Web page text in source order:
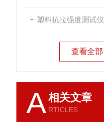
塑料抗拉强度测试仪
查看全部
A相关文章
RTICLES